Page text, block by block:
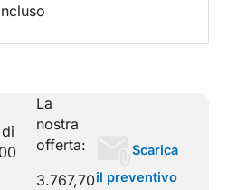
La
nostra
offerta:
3.767,70
Scarica
il preventivo